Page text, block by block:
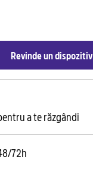
Revinde un dispozitiv
a te răzgândi
72h